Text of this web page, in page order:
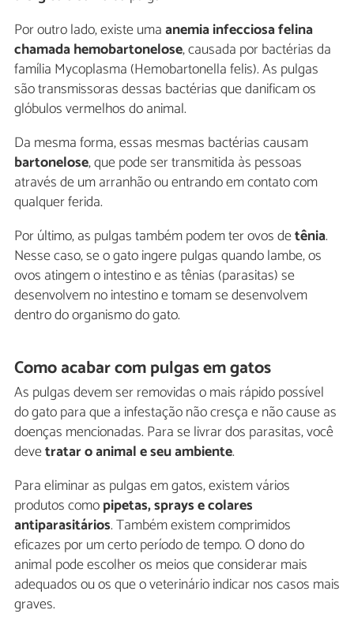
Por outro lado, existe umaanemia infecciosa felina
chamada hemobartonelose, causada por bactérias da
família Mycoplasma (Hemobartonella felis). As pulgas
são transmissoras dessas bactérias que danificam os
glóbulos vermelhos do animal.
Da mesma forma, essas mesmas bactérias causam
bartonelose, que pode ser transmitida às pessoas
através de um arranhão ou entrando em contato com
qualquer ferida.
Por último, as pulgas também podem ter ovos detênia.
Nesse caso, se o gato ingere pulgas quando lambe, os
ovos atingem o intestino e as tênias (parasitas) se
desenvolvem no intestino e tomam se desenvolvem
dentro do organismo do gato.
Como acabar com pulgas em gatos
As pulgas devem ser removidas o mais rápido possível
do gato para que a infestação não cresça e não cause as
doenças mencionadas. Para se livrar dos parasitas, você
devetratar o animal e seu ambiente.
Para eliminar as pulgas em gatos, existem vários
produtos comopipetas, sprays e colares
antiparasitários. Também existem comprimidos
eficazes por um certo período de tempo. O dono do
animal pode escolher os meios que considerar mais
adequados ou os que o veterinário indicar nos casos mais
graves.